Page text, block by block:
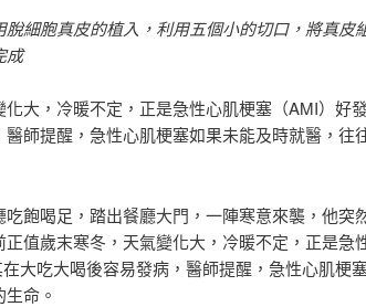
脫細胞真皮的植入，利用五個小的切口，將真皮
成
大，冷暖不定，正是急性心肌梗塞（AMI）好
師提醒，急性心肌梗塞如果未能及時就醫，往
飽喝足，踏出餐廳大門，一陣寒意來襲，他突
值歲末寒冬，天氣變化大，冷暖不定，正是急
在大吃大喝後容易發病，醫師提醒，急性心肌梗
命。